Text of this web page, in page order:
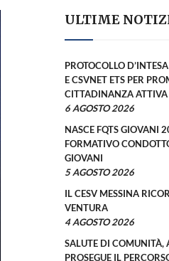
ULTIME
PROTOCOLLO
E CSVNET ETS PER
CITTADINANZA ATTIVA
6 AGOSTO 2026
NASCE FQTS GIOVANI
FORMATIVO
GIOVANI
5 AGOSTO 2026
IL CESV MESSINA
VENTURA
4 AGOSTO 2026
SALUTE DI COMUNITÀ,
PROSEGUE IL